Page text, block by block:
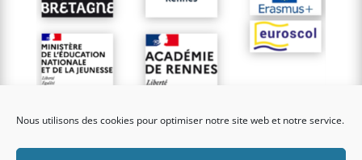
Nous utilisons des cookies pour optimiser notre site web et notre service.